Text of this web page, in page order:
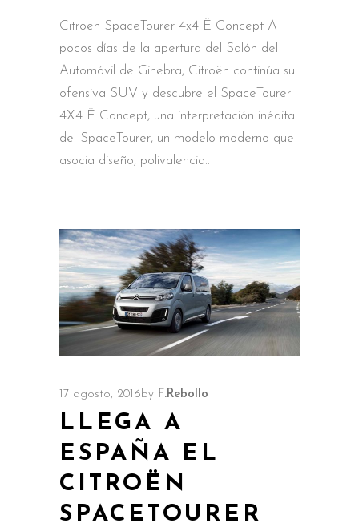
Citroën SpaceTourer 4x4 Ë Concept A
pocos días de la apertura del Salón del
Automóvil de Ginebra, Citroën continúa su
ofensiva SUV y descubre el SpaceTourer
4X4 Ë Concept, una interpretación inédita
del SpaceTourer, un modelo moderno que
asocia diseño, polivalencia
17 agosto, 2016 by F.Rebollo
LLEGA A
ESPAÑA EL
CITROËN
SPACETOURER